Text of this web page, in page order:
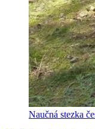
Naučná stezka